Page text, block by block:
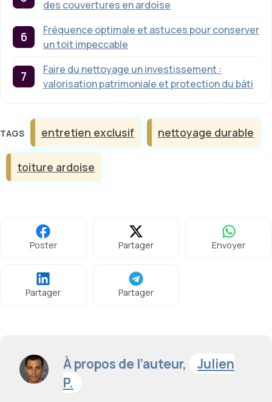
des couvertures en ardoise
Fréquence optimale et astuces pour conserver
un toit impeccable
Faire du nettoyage un investissement :
valorisation patrimoniale et protection du bâti
Étiquettes
entretien exclusif nettoyage durable
toiture ardoise
Poster Partager Envoyer
Partager Partager
À propos de l’auteur,
Julien
P.